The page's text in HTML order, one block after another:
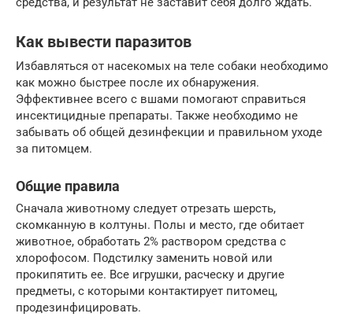
Как вывести паразитов
Избавляться от насекомых на теле собаки необходимо
как можно быстрее после их обнаружения.
Эффективнее всего с вшами помогают справиться
инсектицидные препараты. Также необходимо не
забывать об общей дезинфекции и правильном уходе
за питомцем.
Общие правила
Сначала животному следует отрезать шерсть,
скомканную в колтуны. Полы и место, где обитает
животное, обработать 2% раствором средства с
хлорофосом. Подстилку заменить новой или
прокипятить ее. Все игрушки, расческу и другие
предметы, с которыми контактирует питомец,
продезинфицировать.